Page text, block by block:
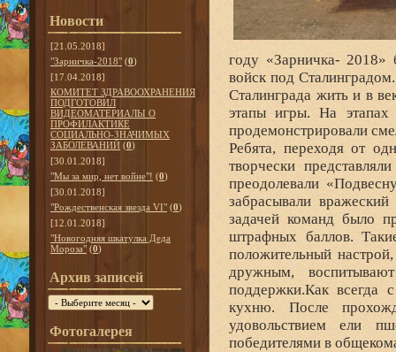
Новости
[21.05.2018]
"Зарничка-2018" (0)
[17.04.2018]
КОМИТЕТ ЗДРАВООХРАНЕНИЯ
ПОДГОТОВИЛ
ВИДЕОМАТЕРИАЛЫ О
ПРОФИЛАКТИКЕ
СОЦИАЛЬНО-ЗНАЧИМЫХ
ЗАБОЛЕВАНИЙ (0)
[30.01.2018]
"Мы за мир, нет войне"! (0)
[30.01.2018]
"Рождественская звезда VI" (0)
[12.01.2018]
"Новогодняя шкатулка Деда
Мороза" (0)
Архив записей
Фотогалерея
году «Зарничка- 2018»
войск под
Сталинграда жить и в
этапы игры. На
продемонстрировали
Ребята, переходя от
творчески
преодолевали
забрасывали
задачей команд было
штрафных баллов.
положительный
дружным,
поддержки.Как всегда
кухню. После
удовольствием ели
победителями в